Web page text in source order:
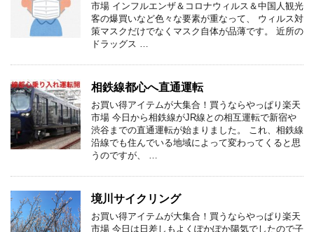
市場 インフルエンザ＆コロナウィルス＆中国人観光
客の爆買いなど色々な要素が重なって、 ウィルス対
策マスクだけでなくマスク自体が品薄です。 近所の
ドラッグス …
相鉄線都心へ直通運転
お買い得アイテムが大集合！買うならやっぱり楽天
市場 今日から相鉄線がJR線との相互運転で新宿や
渋谷までの直通運転が始まりました。 これ、相鉄線
沿線でも住んでいる地域によって変わってくると思
うのですが、 …
境川サイクリング
お買い得アイテムが大集合！買うならやっぱり楽天
市場 今日は日差しもよくぽかぽか陽気でしたので子